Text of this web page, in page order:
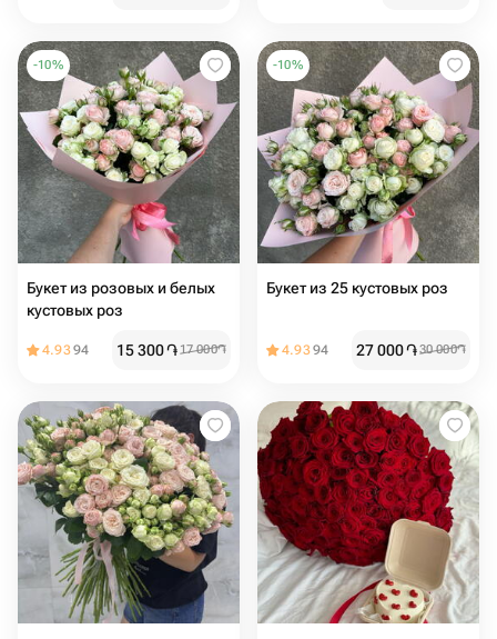
-10%
Букет из розовых и белых
кустовых роз
4.9394 15 300֏17 000֏
-10%
Букет из 25 кустовых роз
4.9394 27 000֏30 000֏